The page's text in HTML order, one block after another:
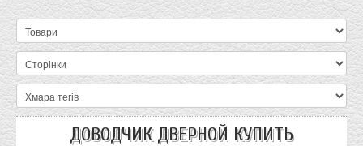
ДОВОДЧИК ДВЕРНОЙ КУПИТЬ